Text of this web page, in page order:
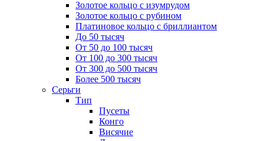
Золотое кольцо с изумрудом
Золотое кольцо с рубином
Платиновое кольцо с бриллиантом
До 50 тысяч
От 50 до 100 тысяч
От 100 до 300 тысяч
От 300 до 500 тысяч
Более 500 тысяч
Серьги
Тип
Пусеты
Конго
Висячие